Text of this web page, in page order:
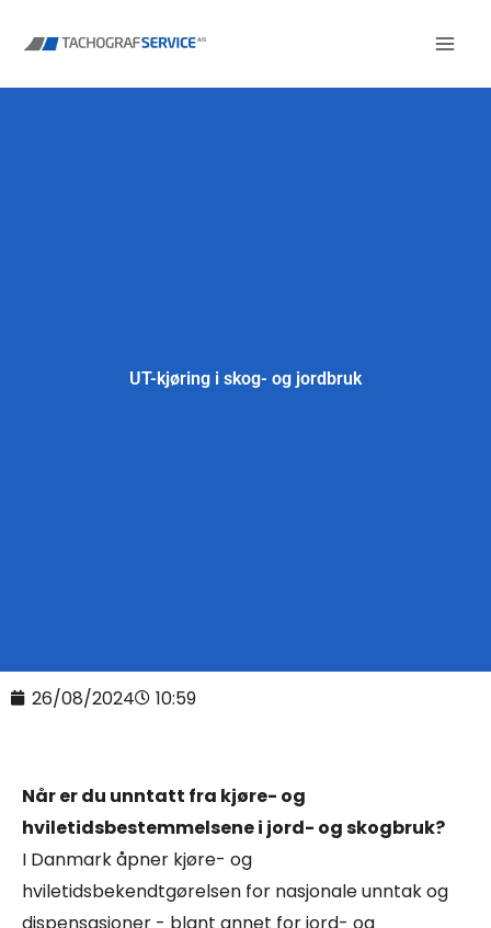
UT-kjøring i skog- og jordbruk
26/08/2024 10:59
Når er du unntatt fra kjøre- og
hviletidsbestemmelsene i jord- og skogbruk?
I Danmark åpner kjøre- og
hviletidsbekendtgørelsen for nasjonale unntak og
dispensasjoner - blant annet for jord- og